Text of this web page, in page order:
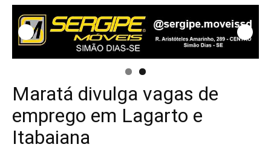
Maratá divulga vagas de
emprego em Lagarto e
Itabaiana